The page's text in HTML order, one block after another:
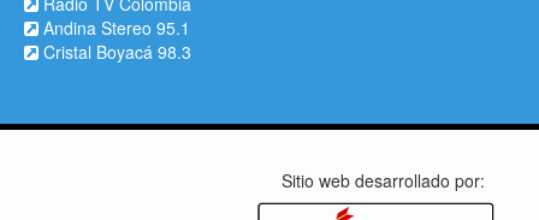
Andina Stereo 95.1
Cristal Boyacá 98.3
Sitio web desarrollado por: